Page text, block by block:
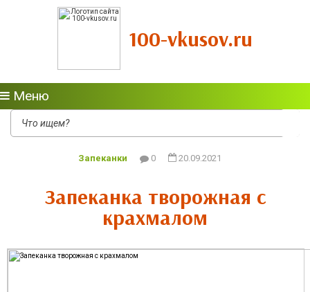
100-vkusov.ru
Меню
Запеканки 0 20.09.2021
Запеканка творожная с
крахмалом